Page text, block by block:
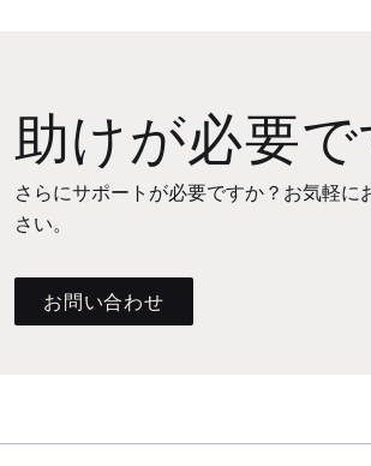
助けが必要で
さらにサポートが必要ですか？お気軽に
さい。
お問い合わせ